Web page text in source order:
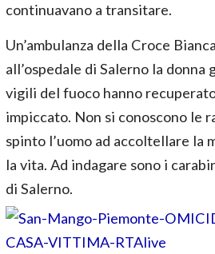
continuavano a transitare.
Un’ambulanza della Croce
all’ospedale di Salerno la
vigili del fuoco hanno
impiccato. Non si conoscono le
spinto l’uomo ad accoltellare la
la vita. Ad indagare sono i
di Salerno.